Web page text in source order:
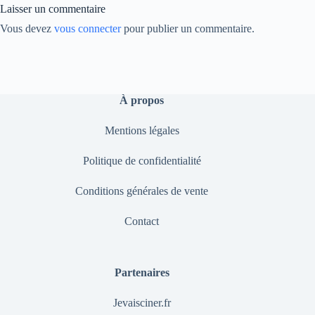
Laisser un commentaire
Vous devez vous connecterpour publier un commentaire.
À propos
Mentions légales
Politique de confidentialité
Conditions générales de vente
Contact
Partenaires
Jevaisciner.fr